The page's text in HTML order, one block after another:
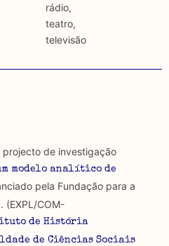
rádio,
teatro,
televisão
projecto de investigação
modelo analítico de
pela Fundação para a
(EXPL/COM-
de História
de Ciências Sociais